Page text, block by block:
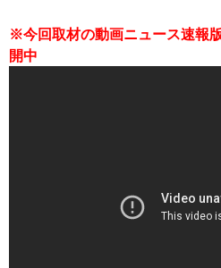
※今回取材の動画ニュース速報
開中